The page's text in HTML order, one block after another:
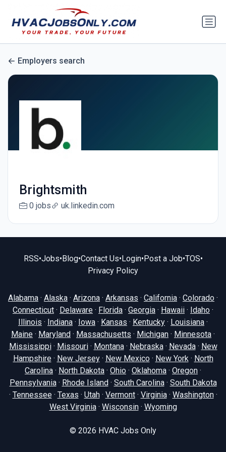
Employers search
Brightsmith
0 jobs uk.linkedin.com
RSS•Jobs•Blog•Contact Us•Login•Post a Job•TOS•
Privacy Policy
Alabama · Alaska · Arizona · Arkansas · California · Colorado ·
Connecticut · Delaware · Florida · Georgia · Hawaii · Idaho ·
Illinois · Indiana · Iowa · Kansas · Kentucky · Louisiana ·
Maine · Maryland · Massachusetts · Michigan · Minnesota ·
Mississippi· Missouri· Montana· Nebraska· Nevada· New
Hampshire· New Jersey· New Mexico· New York· North
Carolina · North Dakota · Ohio · Oklahoma · Oregon ·
Pennsylvania· Rhode Island · South Carolina· South Dakota
· Tennessee· Texas · Utah· Vermont· Virginia· Washington·
West Virginia· Wisconsin· Wyoming
© 2026 HVAC Jobs Only